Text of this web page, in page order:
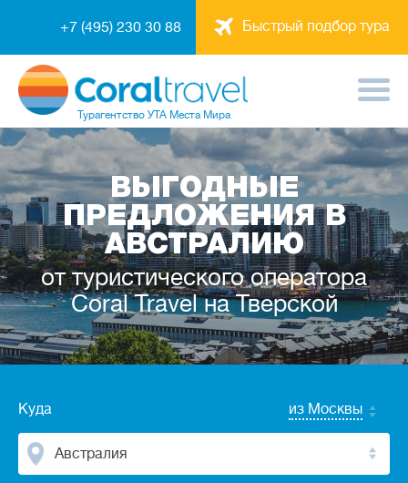
Быстрый подбор тура
+7 (495) 230 30 88
Турагентство УТА Места Мира
ВЫГОДНЫЕ
ПРЕДЛОЖЕНИЯ В
АВСТРАЛИЮ
от туристического оператора
Coral Travel на Тверской
Куда из Москвы
Австралия